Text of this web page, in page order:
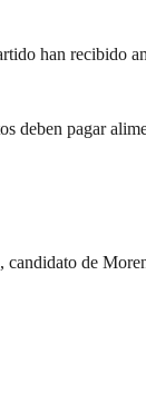
han recibido
deben pagar
candidato de